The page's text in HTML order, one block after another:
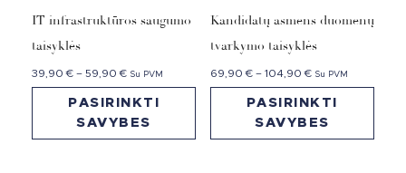
IT infrastruktūros saugumo
taisyklės
39,90€ – 59,90€ Su PVM
PASIRINKTI
SAVYBES
Kandidatų asmens duomenų
tvarkymo taisyklės
69,90€ – 104,90€ Su PVM
PASIRINKTI
SAVYBES